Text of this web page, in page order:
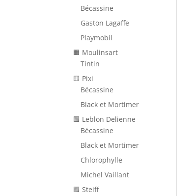
Bécassine
Gaston Lagaffe
Playmobil
🟧 Moulinsart
Tintin
🟨 Pixi
Bécassine
Black et Mortimer
🟩 Leblon Delienne
Bécassine
Black et Mortimer
Chlorophylle
Michel Vaillant
🟪 Steiff